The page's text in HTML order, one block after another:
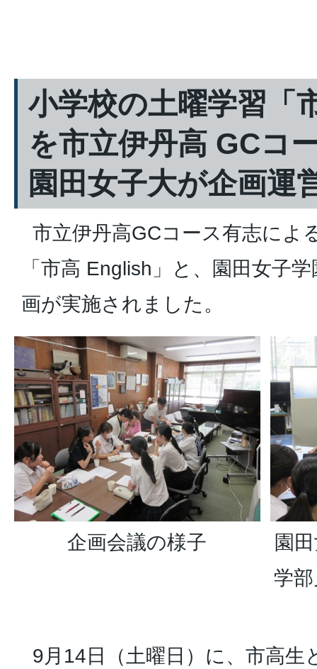
小学校の土曜学習「
を市立伊丹高 GCコ
園田女子大が企画運
市立伊丹高GCコース有志によ
「市高 English」と、園田女子
画が実施されました。
企画会議の様子
園
学
9月14日（土曜日）に、市高生